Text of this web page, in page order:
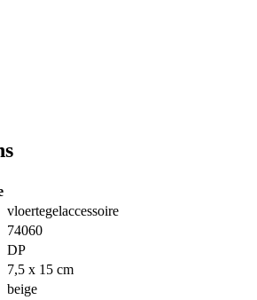
vloertegelaccessoire
74060
DP
7,5 x 15 cm
beige